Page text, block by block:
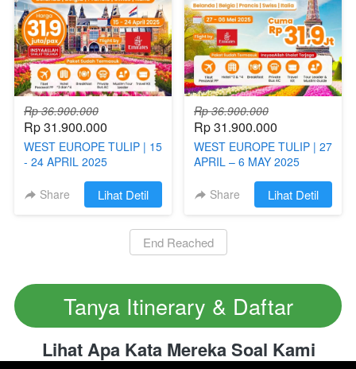
Rp 36.900.000
Rp 31.900.000
WEST EUROPE TULIP | 15
- 24 APRIL 2025
Share `Lihat Detil
Rp 36.900.000
Rp 31.900.000
WEST EUROPE TULIP | 27
APRIL – 6 MAY 2025
Share `Lihat Detil
`End Reached
`
Tanya Itinerary & Daftar
Lihat Apa Kata Mereka Soal Kami